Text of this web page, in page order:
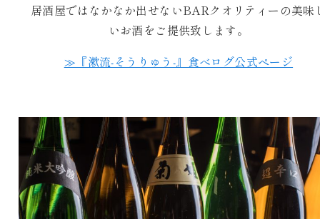
居酒屋ではなかなか出せないBARクオリティーの美味
いお酒をご提供致します。
≫『漱流-そうりゅう-』食べログ公式ページ